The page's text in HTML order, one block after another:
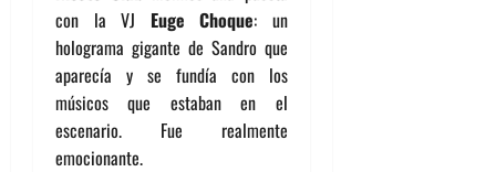
con la VJ Euge Choque: un
holograma gigante de Sandro que
aparecía y se fundía con los
músicos que estaban en el
escenario. Fue realmente
emocionante.